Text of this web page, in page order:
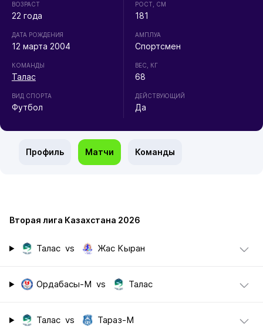
ВОЗРАСТ
22 года
ДАТА РОЖДЕНИЯ
12 марта 2004
КОМАНДЫ
Талас
ВИД СПОРТА
Футбол
РОСТ, СМ
181
АМПЛУА
Спортсмен
ВЕС, КГ
68
ДЕЙСТВУЮЩИЙ
Да
Профиль Матчи Команды
Вторая лига Казахстана 2026
Талас vs Жас Кыран
Ордабасы-М vs Талас
Талас vs Тараз-М